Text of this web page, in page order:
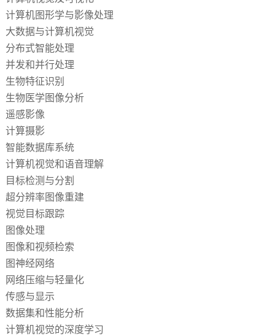
计算机图形学与影像处理
大数据与计算机视觉
分布式智能处理
并发和并行处理
生物特征识别
生物医学图像分析
遥感影像
计算摄影
智能数据库系统
计算机视觉和语音理解
目标检测与分割
超分辨率图像重建
视觉目标跟踪
图像处理
图像和视频检索
图神经网络
网络压缩与轻量化
传感与显示
数据集和性能分析
计算机视觉的深度学习